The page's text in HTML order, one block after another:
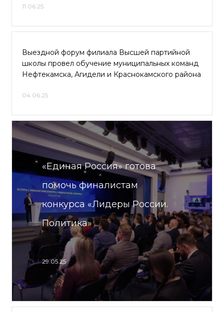
11.06.25
Выездной форум филиала Высшей партийной
школы провел обучение муниципальных команд
Нефтекамска, Агидели и Краснокамского района
04.06.25
«Единая Россия» готова
помочь финалистам
конкурса «Лидеры России.
Политика»
29.05.25